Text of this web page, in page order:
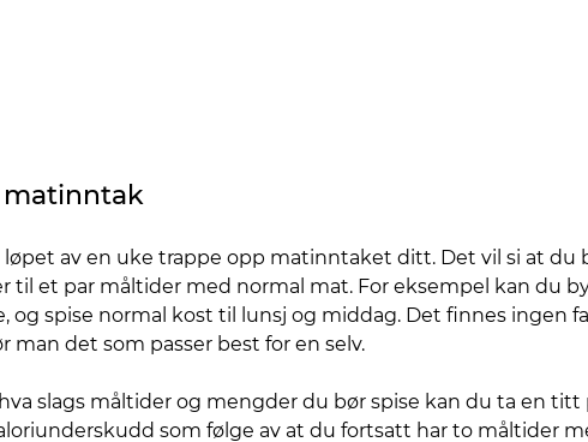
matinntak
løpet av en uke trappe opp matinntaket ditt. Det vil si at
til et par måltider med normal mat. For eksempel kan du
og spise normal kost til lunsj og middag. Det finnes ingen
man det som passer best for en selv.
slags måltider og mengder du bør spise kan du ta en titt
som følge av at du fortsatt har to måltider